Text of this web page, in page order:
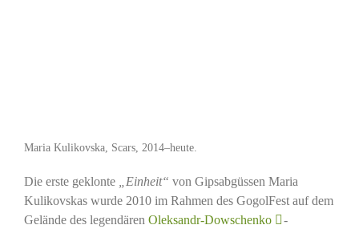
Maria Kulikovska, Scars, 2014–heute.
Die erste geklonte „Einheit“ von Gipsabgüssen Maria
Kulikovskas wurde 2010 im Rahmen des GogolFest auf dem
Gelände des legendären Oleksandr-Dowschenko
-